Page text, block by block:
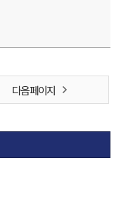
다음 페이지